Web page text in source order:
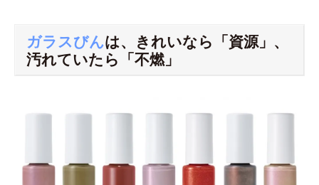
ガラスびんは、きれいなら「資源」、
汚れていたら「不燃」